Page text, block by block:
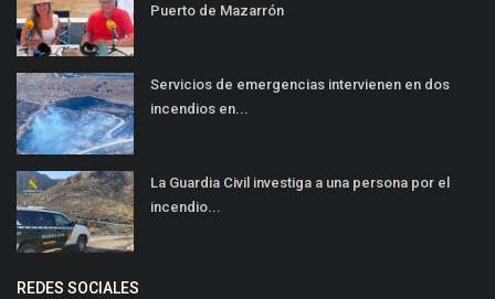
Puerto de Mazarrón
Servicios de emergencias intervienen en dos
incendios en...
La Guardia Civil investiga a una persona por el
incendio...
REDES SOCIALES